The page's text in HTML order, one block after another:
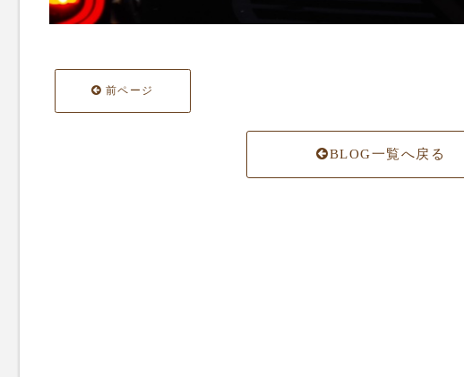
前ページ
BLOG一覧へ戻る